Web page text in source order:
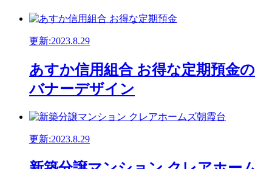
更新:2023.8.29
あすか信用組合 お得な定期預金の
バナーデザイン
更新:2023.8.29